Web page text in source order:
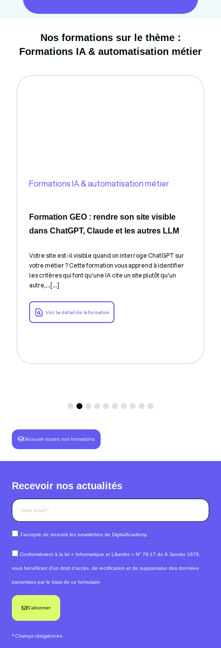
Nos formations sur le thème :
Formations IA & automatisation métier
Formations IA & automatisation métier
Formation GEO : rendre son site visible
dans ChatGPT, Claude et les autres LLM
Votre site est-il visible quand on interroge ChatGPT sur
votre métier ? Cette formation vous apprend à identifier
les critères qui font qu'une IA cite un site plutôt qu'un
autre,...[...]
Voir le détail de la formation
Découvrir toutes nos formations
Recevoir nos actualités
J’accepte de recevoir les newsletters de DigitalAcademy.
Conformément à la loi « Informatique et Libertés » N° 78-17 du 6 Janvier 1978,
vous bénéficiez d’un droit d’accès, de rectification et de suppression des données
transmises par le biais de ce formulaire
S'abonner
* Champs obligatoires